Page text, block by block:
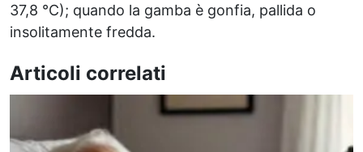
37,8 °C); quando la gamba è gonfia, pallida o
insolitamente fredda.
Articoli correlati